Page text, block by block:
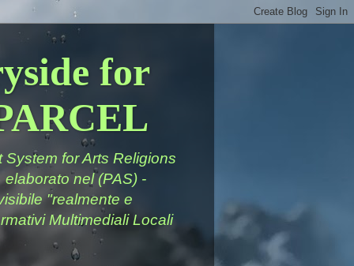
for
for Arts Religions
nel (PAS) -
"realmente e
Multimediali Locali